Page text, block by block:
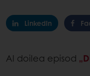
LinkedIn
Al doilea episod